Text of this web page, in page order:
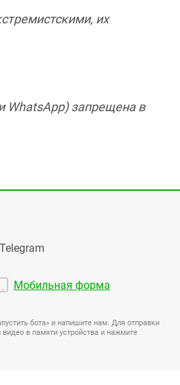
их
WhatsApp) запрещена в
Мобильная форма
бота» и напишите нам. Для отправки
в памяти устройства и нажмите